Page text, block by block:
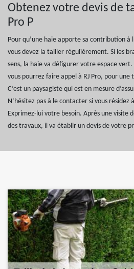
Obtenez votre devis de
Pro P
Pour qu’une haie apporte sa contribution
vous devez la tailler régulièrement. Si les
sens, la haie va défigurer votre espace
vous pourrez faire appel à RJ Pro, pour une
C’est un paysagiste qui est en mesure
N’hésitez pas à le contacter si vous résidez
Exprimez-lui votre besoin. Après une visite
des travaux, il va établir un devis de votre